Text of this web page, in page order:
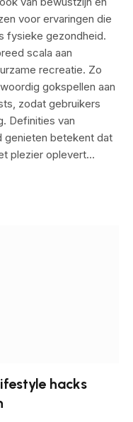
voor ervaringen die
fysieke gezondheid.
scala aan
recreatie. Zo
gokspellen aan
zodat gebruikers
Definities van
genieten betekent dat
plezier oplevert…
hacks